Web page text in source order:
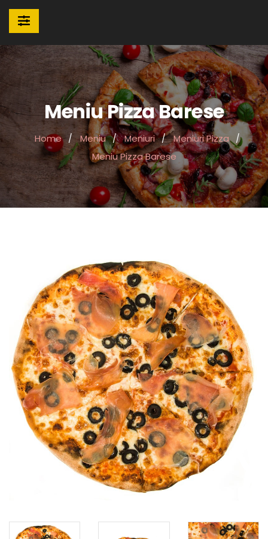
Meniu Pizza Barese
Home Meniu Meniuri
Meniuri Pizza
Meniu Pizza Barese